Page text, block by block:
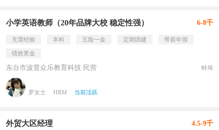
小学英语教师（20年品牌大校 稳定性强） 6-8千
无需经验 本科 五险一金 定期团建
带薪年假
绩效奖金
东台市波普众乐教育科技 民营 蚌埠
罗女士 HRM 当前活跃
外贸大区经理 4.5-9千